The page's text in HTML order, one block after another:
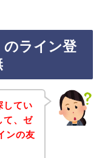
のライン登
してい
て、ゼ
ンの友